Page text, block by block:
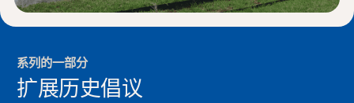
系列的一部分
扩展历史倡议